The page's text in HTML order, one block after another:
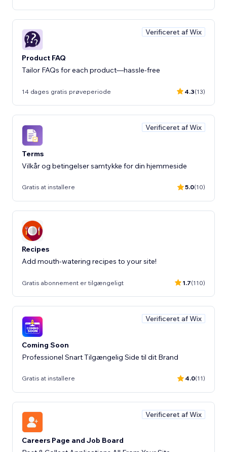
Verificeret af Wix
Product FAQ
Tailor FAQs for each product—hassle-free
14 dages gratis prøveperiode 4.3(13)
Verificeret af Wix
Terms
Vilkår og betingelser samtykke for din hjemmeside
Gratis at installere 5.0(10)
Recipes
Add mouth-watering recipes to your site!
Gratis abonnement er tilgængeligt 1.7(110)
Verificeret af Wix
Coming Soon
Professionel Snart Tilgængelig Side til dit Brand
Gratis at installere 4.0(11)
Verificeret af Wix
Careers Page and Job Board